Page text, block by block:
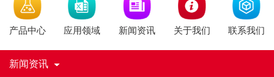
产品中心 应用领域 新闻资讯 关于我们 联系我们
新闻资讯